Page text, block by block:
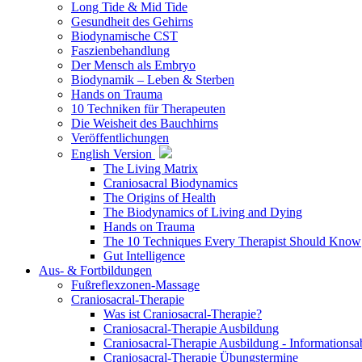
Long Tide & Mid Tide
Gesundheit des Gehirns
Biodynamische CST
Faszienbehandlung
Der Mensch als Embryo
Biodynamik – Leben & Sterben
Hands on Trauma
10 Techniken für Therapeuten
Die Weisheit des Bauchhirns
Veröffentlichungen
English Version
The Living Matrix
Craniosacral Biodynamics
The Origins of Health
The Biodynamics of Living and Dying
Hands on Trauma
The 10 Techniques Every Therapist Should Know
Gut Intelligence
Aus- & Fortbildungen
Fußreflexzonen-Massage
Craniosacral-Therapie
Was ist Craniosacral-Therapie?
Craniosacral-Therapie Ausbildung
Craniosacral-Therapie Ausbildung -
Craniosacral-Therapie Übungstermine